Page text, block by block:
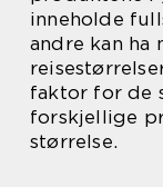
inneholde
andre kan ha
faktor for de
forskjellige
størrelse.